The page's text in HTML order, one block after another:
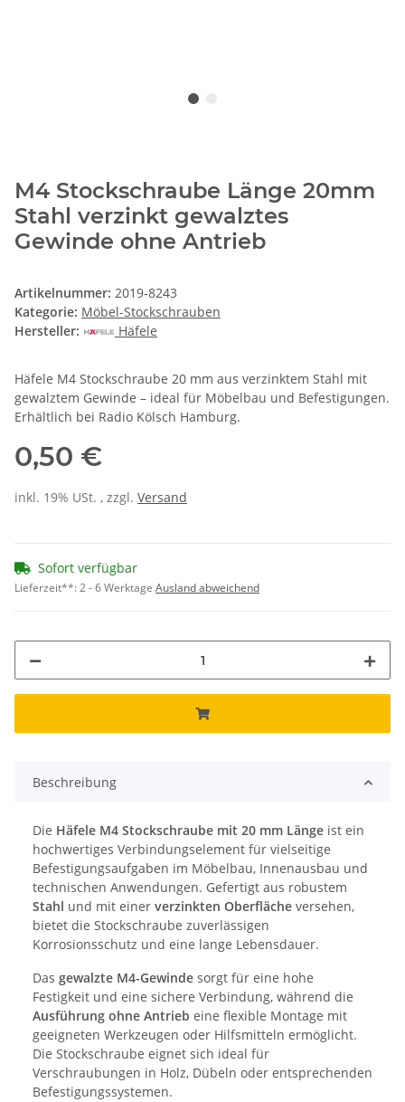
M4 Stockschraube Länge 20mm
Stahl verzinkt gewalztes
Gewinde ohne Antrieb
Artikelnummer: 2019-8243
Kategorie: Möbel-Stockschrauben
Hersteller:
Häfele
Häfele M4 Stockschraube 20 mm aus verzinktem Stahl mit
gewalztem Gewinde – ideal für Möbelbau und Befestigungen.
Erhältlich bei Radio Kölsch Hamburg.
0,50 €
inkl. 19% USt. , zzgl. Versand
Sofort verfügbar
Lieferzeit**:2 - 6 Werktage Ausland abweichend
Beschreibung
Die Häfele M4 Stockschraube mit 20 mm Länge ist ein
hochwertiges Verbindungselement für vielseitige
Befestigungsaufgaben im Möbelbau, Innenausbau und
technischen Anwendungen. Gefertigt aus robustem
Stahl und mit einer verzinkten Oberfläche versehen,
bietet die Stockschraube zuverlässigen
Korrosionsschutz und eine lange Lebensdauer.
Das gewalzte M4-Gewinde sorgt für eine hohe
Festigkeit und eine sichere Verbindung, während die
Ausführung ohne Antrieb eine flexible Montage mit
geeigneten Werkzeugen oder Hilfsmitteln ermöglicht.
Die Stockschraube eignet sich ideal für
Verschraubungen in Holz, Dübeln oder entsprechenden
Befestigungssystemen.